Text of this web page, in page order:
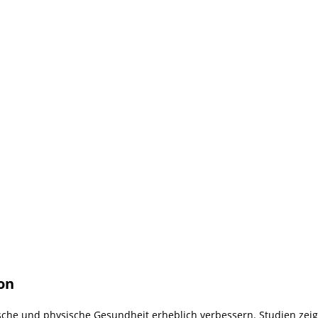
und physische Gesundheit erheblich verbessern. Studien